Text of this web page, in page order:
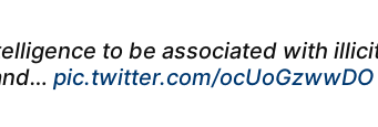
to be associated with
pic.twitter.com/ocUoGzwwDO